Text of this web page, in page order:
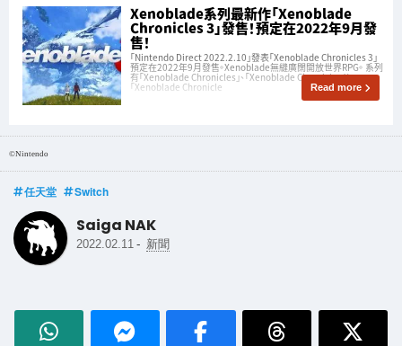
Xenoblade系列最新作「Xenoblade
Chronicles 3」發售！預定在2022年9月發
售！
「Nintendo Direct 2022.2.10」發表「Xenoblade Chronicles 3」
預定在2022年9月發售。Xenoblade無縫廣闊開放世界RPG。 系列
有「Xenoblade Chronicles」、「Xenoblade Chronicles X」、
「Xenoblade Chronicle Read more
©Nintendo
任天堂 Switch
Saiga NAK
2022.02.11 - 新聞